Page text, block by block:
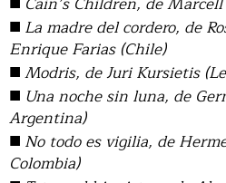
■ La madre del cordero, de
Enrique Farias (Chile)
■Modris, de Juri Kursietis
■ Una noche sin luna, de
Argentina)
■ No todo es vigilia, de
Colombia)